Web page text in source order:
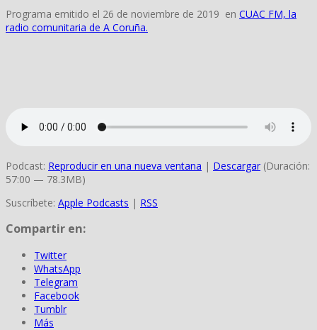
Programa emitido el 26 de noviembre de 2019 en CUAC FM, la
radio comunitaria de A Coruña.
Podcast: Reproducir en una nueva ventana | Descargar (Duración:
57:00 — 78.3MB)
Suscríbete: Apple Podcasts | RSS
Compartir en:
Twitter
WhatsApp
Telegram
Facebook
Tumblr
Más